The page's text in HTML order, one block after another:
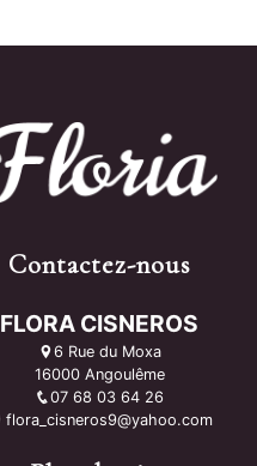
Contactez-nous
FLORA CISNEROS
6 Rue du Moxa
16000 Angoulême
07 68 03 64 26
flora_cisneros9@yahoo.com